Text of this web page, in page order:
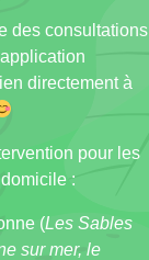
des consultations
directement à
pour les
:
(Les Sables
sur mer, le